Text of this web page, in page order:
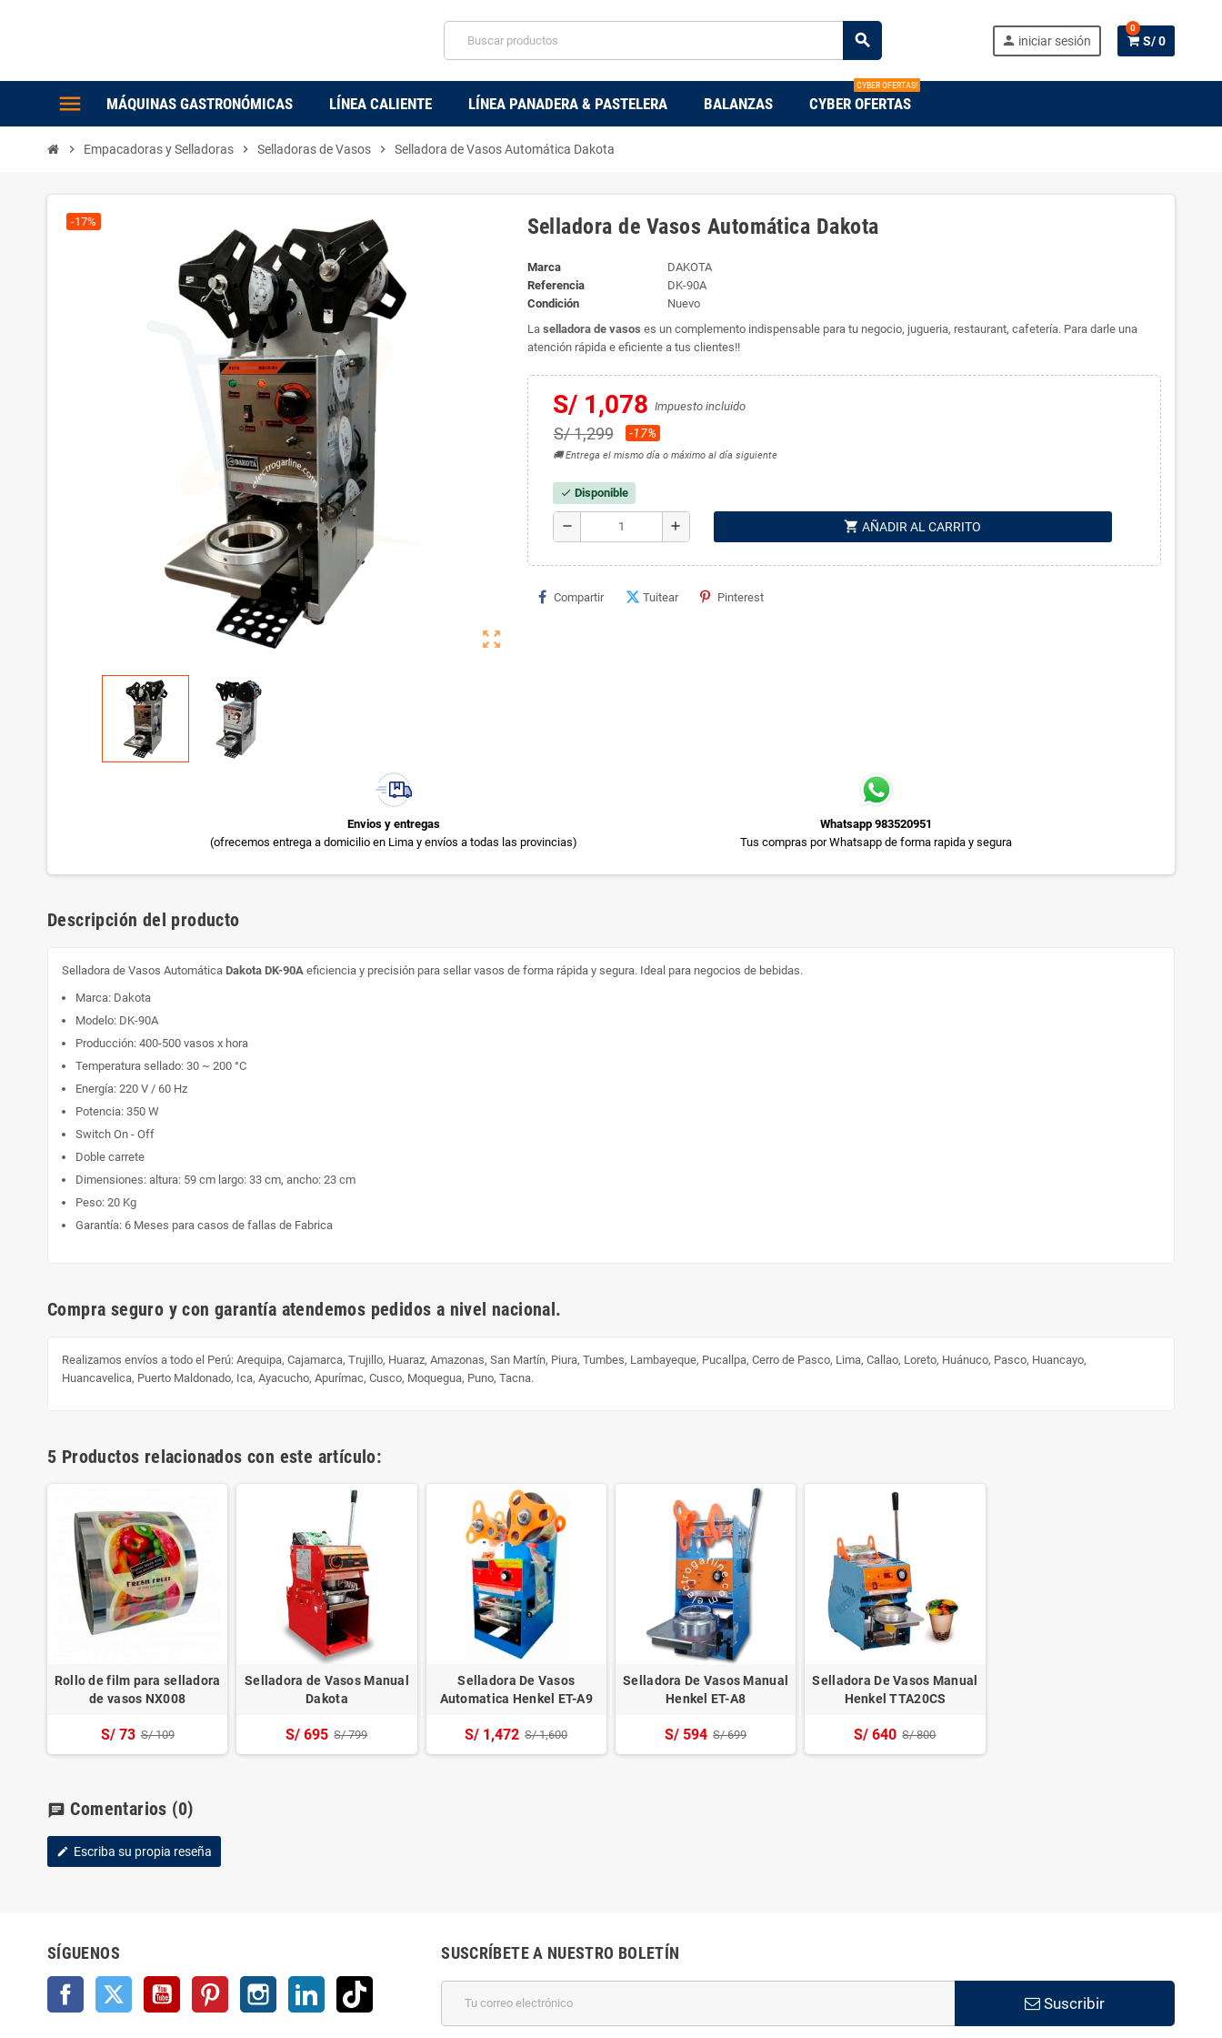
search person iniciar sesión
0
S/ 0
menu MÁQUINAS GASTRONÓMICAS LÍNEA CALIENTE LÍNEA PANADERA & PASTELERA BALANZAS CYBER OFERTAS
CYBER OFERTAS!
chevron_right Empacadoras y Selladoras chevron_right Selladoras de Vasos chevron_right Selladora de Vasos Automática Dakota
zoom_out_map
-17% Selladora de Vasos Automática Dakota
Marca
DAKOTA
Referencia
DK-90A
Condición
Nuevo
La selladora de vasos es un complemento indispensable para tu negocio, jugueria, restaurant, cafetería. Para darle una
atención rápida e eficiente a tus clientes!!
S/ 1,078Impuesto incluido
S/ 1,299 -17%
🚚 Entrega el mismo día o máximo al día siguiente
check Disponible
remove add shopping_cart AÑADIR AL CARRITO
Compartir Tuitear Pinterest
Envios y entregas
(ofrecemos entrega a domicilio en Lima y envíos a todas las provincias)
Whatsapp 983520951
Tus compras por Whatsapp de forma rapida y segura
Descripción del producto
Selladora de Vasos Automática Dakota DK-90A eficiencia y precisión para sellar vasos de forma rápida y segura. Ideal para negocios de bebidas.
Marca: Dakota
Modelo: DK-90A
Producción: 400-500 vasos x hora
Temperatura sellado: 30 ~ 200 °C
Energía: 220 V / 60 Hz
Potencia: 350 W
Switch On - Off
Doble carrete
Dimensiones: altura: 59 cm largo: 33 cm, ancho: 23 cm
Peso: 20 Kg
Garantía: 6 Meses para casos de fallas de Fabrica
Compra seguro y con garantía atendemos pedidos a nivel nacional.
Realizamos envíos a todo el Perú: Arequipa, Cajamarca, Trujillo, Huaraz, Amazonas, San Martín, Piura, Tumbes, Lambayeque, Pucallpa, Cerro de Pasco, Lima, Callao, Loreto, Huánuco, Pasco, Huancayo,
Huancavelica, Puerto Maldonado, Ica, Ayacucho, Apurímac, Cusco, Moquegua, Puno, Tacna.
5 Productos relacionados con este artículo:
Rollo de film para selladora
de vasos NX008
S/ 73 S/ 109
Selladora de Vasos Manual
Dakota
S/ 695 S/ 799
Selladora De Vasos
Automatica Henkel ET-A9
S/ 1,472 S/ 1,600
Selladora De Vasos Manual
Henkel ET-A8
S/ 594 S/ 699
Selladora De Vasos Manual
Henkel TTA20CS
S/ 640 S/ 800
chat Comentarios (0)
edit Escriba su propia reseña
SÍGUENOS
Facebook Twitter YouTube Pinterest Instagram LinkedIn
SUSCRÍBETE A NUESTRO BOLETÍN
Suscribir